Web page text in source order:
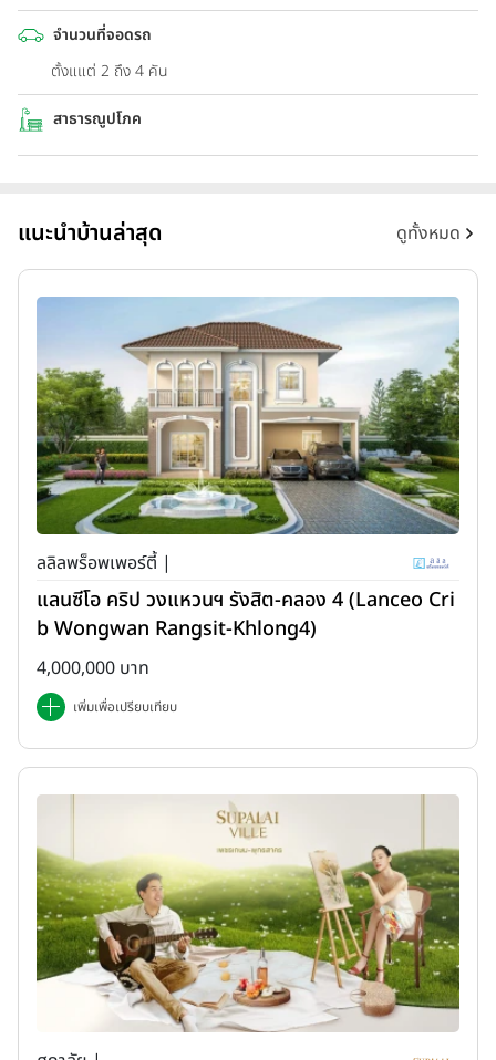
จำนวนที่จอดรถ
ตั้งแแต่ 2 ถึง 4 คัน
สาธารณูปโภค
แนะนำบ้านล่าสุด ดูทั้งหมด
ลลิลพร็อพเพอร์ตี้ |
แลนซีโอ คริป วงแหวนฯ รังสิต-คลอง 4 (Lanceo Cri
b Wongwan Rangsit-Khlong4)
4,000,000 บาท
เพิ่มเพื่อเปรียบเทียบ